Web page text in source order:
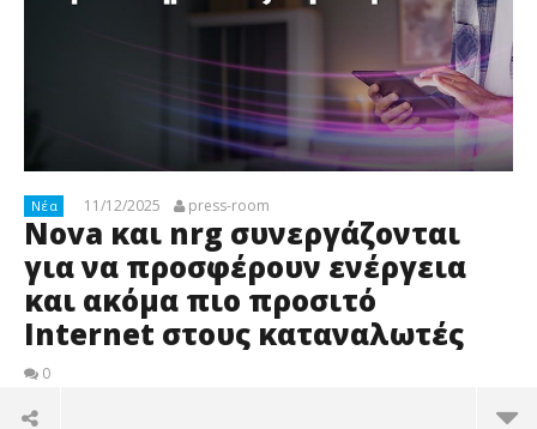
Νέα 11/12/2025 press-room
Nova και nrg συνεργάζονται
για να προσφέρουν ενέργεια
και ακόμα πιο προσιτό
Internet στους καταναλωτές
0